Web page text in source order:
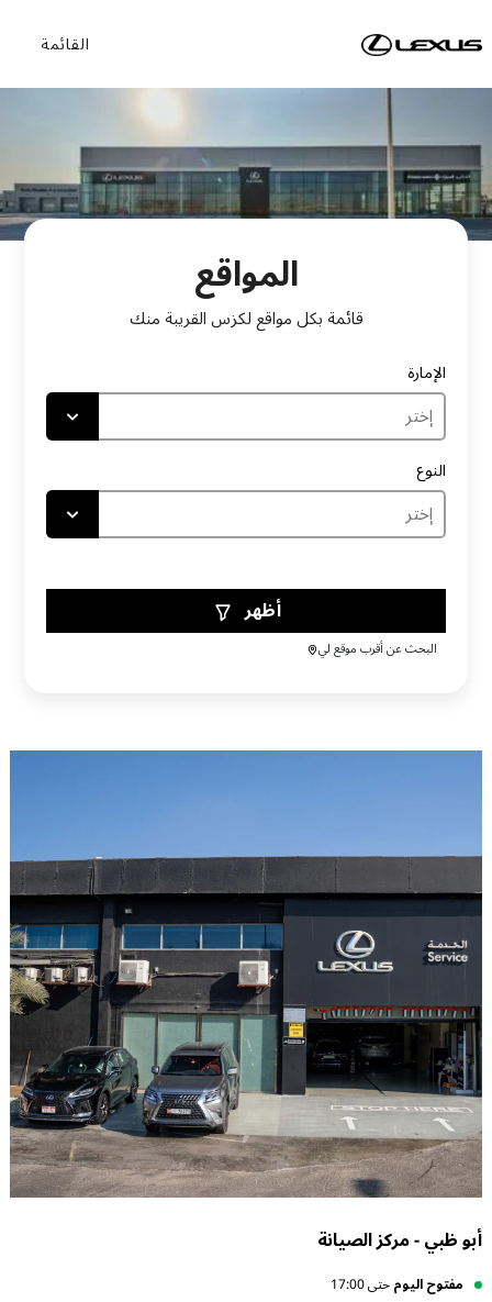
القائمة
المواقع
قائمة بكل مواقعلكزسالقريبة منك
الإمارة
النوع
أظهر
البحث عن أقرب موقع لي
أبو ظبي - مركز الصيانة
مفتوح اليومحتى 17:00